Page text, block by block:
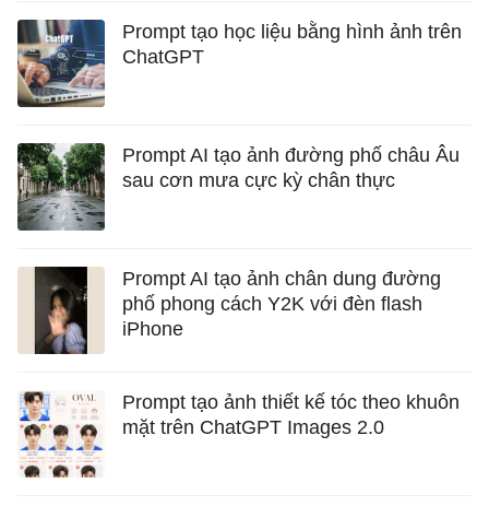
Prompt tạo học liệu bằng hình ảnh trên
ChatGPT
Prompt AI tạo ảnh đường phố châu Âu
sau cơn mưa cực kỳ chân thực
Prompt AI tạo ảnh chân dung đường
phố phong cách Y2K với đèn flash
iPhone
Prompt tạo ảnh thiết kế tóc theo khuôn
mặt trên ChatGPT Images 2.0